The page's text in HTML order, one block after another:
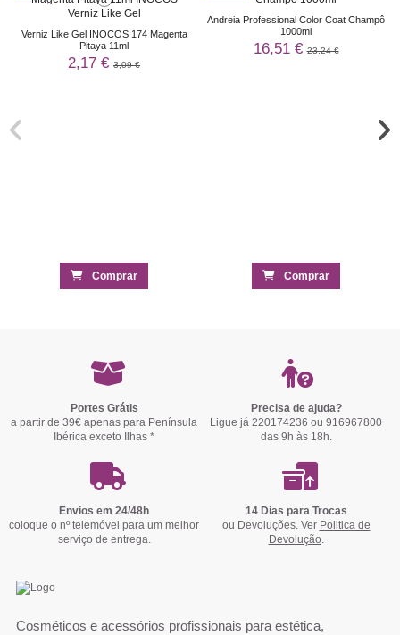
Verniz Like Gel INOCOS 174 Magenta
Pitaya 11ml
2,17 € 3,09 €
Comprar
Andreia Professional Color Coat Champô
1000ml
16,51 €23,24 €
Comprar
Portes Grátis
a partir de 39€ apenas para Península
Ibérica exceto Ilhas *
Precisa de ajuda?
Ligue já 220174236 ou 916967800
das 9h às 18h.
Envios em 24/48h
coloque o nº telemóvel para um melhor
serviço de entrega.
14 Dias para Trocas
ou Devoluções. Ver Politica de
Devolução
Cosméticos e acessórios profissionais para estética,